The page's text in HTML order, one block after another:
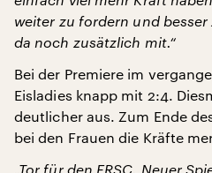
weiter zu fordern und
da noch zusätzlich mit.“
Bei der Premiere im
Eisladies knapp mit 2:4.
deutlicher aus. Zum Ende
bei den Frauen die Kräfte
„Tor für den ERSC. Neuer